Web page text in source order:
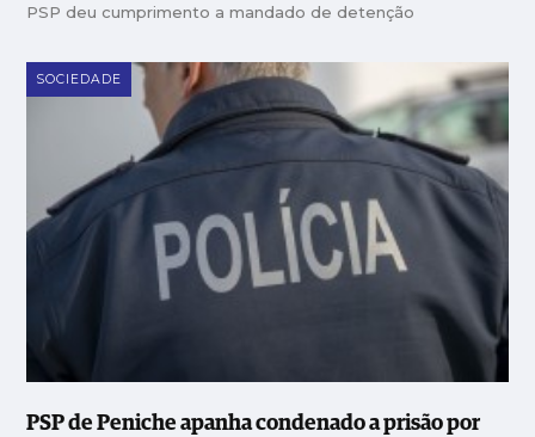
PSP deu cumprimento a mandado de detenção
SOCIEDADE
PSP de Peniche apanha condenado a prisão por